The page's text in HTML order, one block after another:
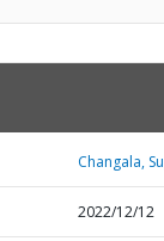
Changala,
2022/12/12